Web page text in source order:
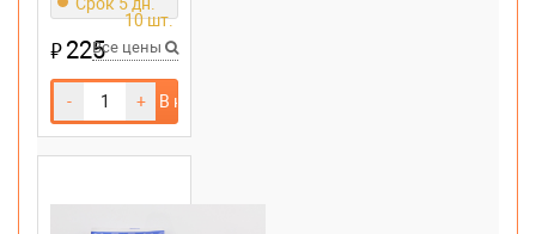
10 шт.
₽225Все цены
- + В корзину